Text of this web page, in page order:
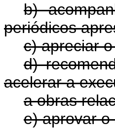
b)
periódicos
c) apreciar
d)
acelerar a
a obras
e) aprovar